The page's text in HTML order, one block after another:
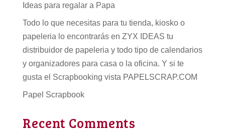
Ideas para regalar a Papa
Todo lo que necesitas para tu tienda, kiosko o
papeleria lo encontrarás en ZYX IDEAS tu
distribuidor de papeleria y todo tipo de calendarios
y organizadores para casa o la oficina. Y si te
gusta el Scrapbooking vista PAPELSCRAP.COM
Papel Scrapbook
Recent Comments